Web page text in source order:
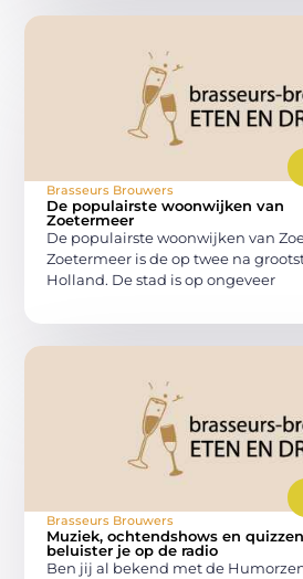
Brasseurs Brouwers
De populairste woonwijken van
Zoetermeer
De populairste woonwijken van
Zoetermeer is de op twee na
Holland. De stad is op ongeveer
Brasseurs Brouwers
Muziek, ochtendshows en quizzen
beluister je op de radio
Ben jij al bekend met de